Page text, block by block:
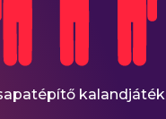
kalandjáték